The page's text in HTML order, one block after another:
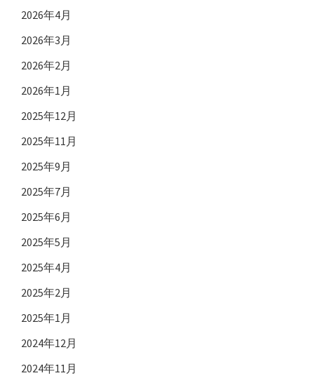
2026年4月
2026年3月
2026年2月
2026年1月
2025年12月
2025年11月
2025年9月
2025年7月
2025年6月
2025年5月
2025年4月
2025年2月
2025年1月
2024年12月
2024年11月